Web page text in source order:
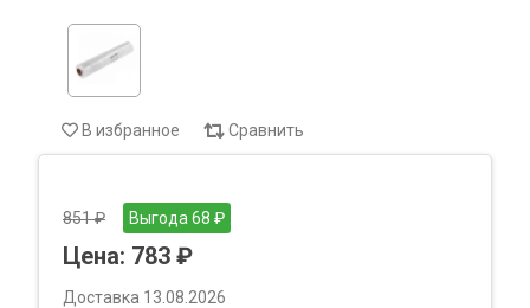
В избранное Сравнить
851 ₽ Выгода 68 ₽
Цена: 783 ₽
Доставка 13.08.2026